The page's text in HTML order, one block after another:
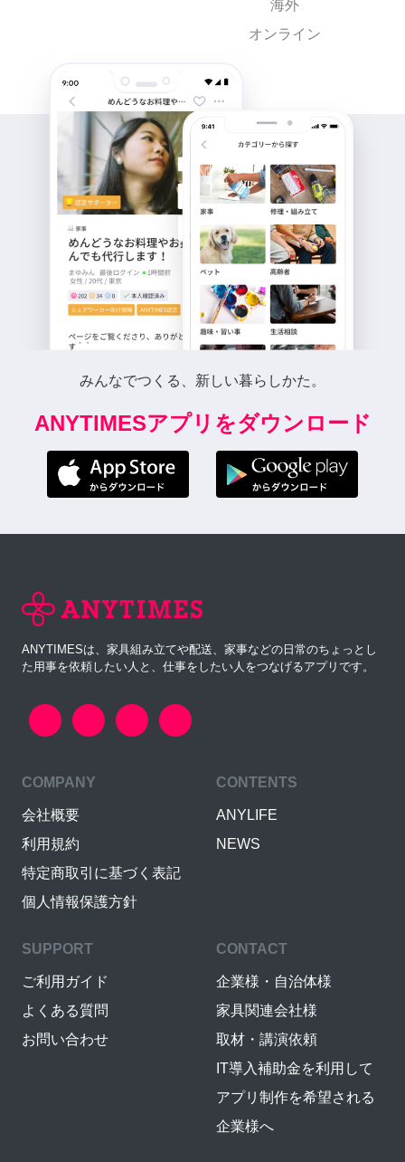
海外
オンライン
みんなでつくる、新しい暮らしかた。
ANYTIMESアプリをダウンロード
ANYTIMESは、家具組み立てや配送、家事などの日常のちょっとし
た用事を依頼したい人と、仕事をしたい人をつなげるアプリです。
COMPANY
会社概要
利用規約
特定商取引に基づく表記
個人情報保護方針
CONTENTS
ANYLIFE
NEWS
SUPPORT
ご利用ガイド
よくある質問
お問い合わせ
CONTACT
企業様・自治体様
家具関連会社様
取材・講演依頼
IT導入補助金を利用して
アプリ制作を希望される
企業様へ